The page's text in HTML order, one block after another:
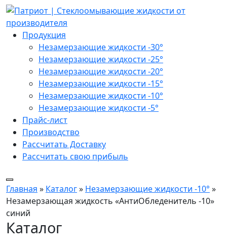
Продукция
Незамерзающие жидкости -30°
Незамерзающие жидкости -25°
Незамерзающие жидкости -20°
Незамерзающие жидкости -15°
Незамерзающие жидкости -10°
Незамерзающие жидкости -5°
Прайс-лист
Производство
Рассчитать Доставку
Рассчитать свою прибыль
Главная » Каталог» Незамерзающие жидкости -10° »
Незамерзающая жидкость «АнтиОбледенитель -10»
синий
Каталог